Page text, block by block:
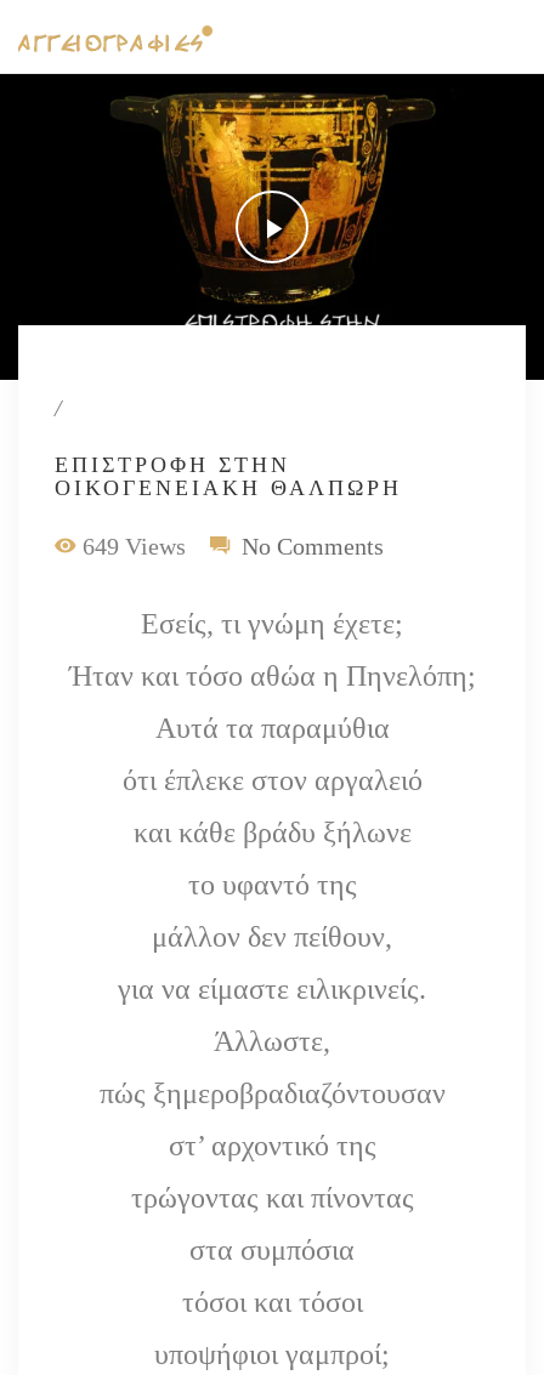
/
ΕΠΙΣΤΡΟΦΉ ΣΤΗΝ
ΟΙΚΟΓΕΝΕΙΑΚΉ ΘΑΛΠΩΡΉ
649 Views No Comments
Εσείς, τι γνώμη έχετε;
Ήταν και τόσο αθώα η Πηνελόπη;
Αυτά τα παραμύθια
ότι έπλεκε στον αργαλειό
και κάθε βράδυ ξήλωνε
το υφαντό της
μάλλον δεν πείθουν,
για να είμαστε ειλικρινείς.
Άλλωστε,
πώς ξημεροβραδιαζόντουσαν
στ’ αρχοντικό της
τρώγοντας και πίνοντας
στα συμπόσια
τόσοι και τόσοι
υποψήφιοι γαμπροί;